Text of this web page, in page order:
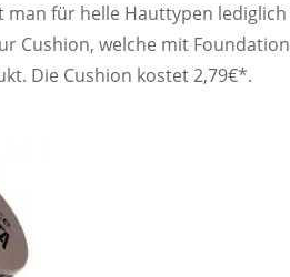
man für helle Hauttypen lediglich
Cushion, welche mit Foundation
Die Cushion kostet 2,79€*.